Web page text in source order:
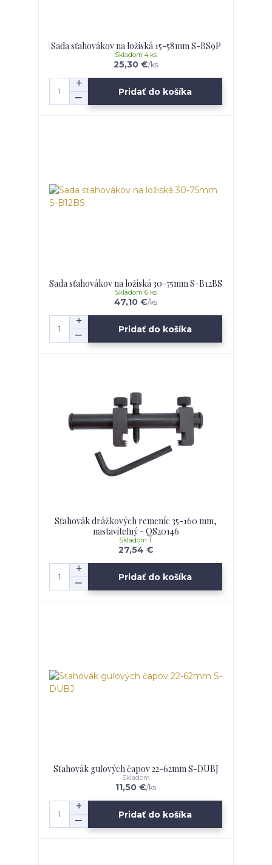
Sada sťahovákov na ložiská 15-58mm S-BS9P
25,30 €/ks
Skladom 4 ks
Pridať do košíka
Sada sťahovákov na ložiská 30-75mm S-B12BS
47,10 €/ks
Skladom 6 ks
Pridať do košíka
Sťahovák drážkových remeníc 35-160 mm,
nastaviteľný - QS20146
27,54 €
Skladom 1
Pridať do košíka
Sťahovák guľových čapov 22-62mm S-DUBJ
11,50 €/ks
Skladom
Pridať do košíka